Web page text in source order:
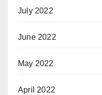
July 2022
June 2022
May 2022
April 2022